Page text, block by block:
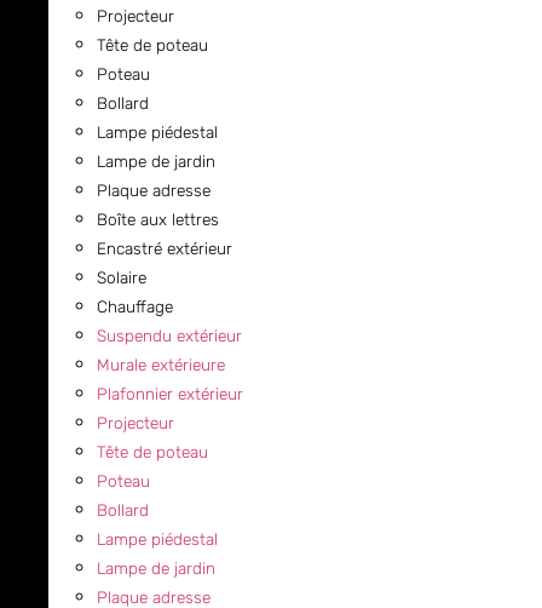
Projecteur
Tête de poteau
Poteau
Bollard
Lampe piédestal
Lampe de jardin
Plaque adresse
Boîte aux lettres
Encastré extérieur
Solaire
Chauffage
Suspendu extérieur
Murale extérieure
Plafonnier extérieur
Projecteur
Tête de poteau
Poteau
Bollard
Lampe piédestal
Lampe de jardin
Plaque adresse